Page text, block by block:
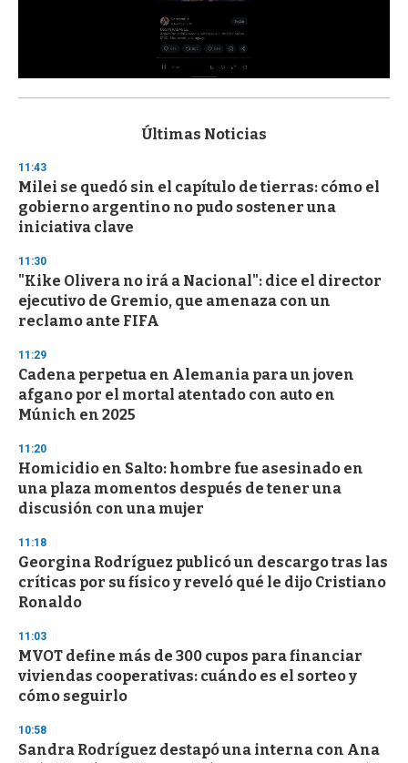
s
d
s
o
f
3
s
e
o
n
s
Últimas Noticias
11:43
Milei se quedó sin el capítulo de tierras: cómo el
gobierno argentino no pudo sostener una
iniciativa clave
11:30
"Kike Olivera no irá a Nacional": dice el director
ejecutivo de Gremio, que amenaza con un
reclamo ante FIFA
11:29
Cadena perpetua en Alemania para un joven
afgano por el mortal atentado con auto en
Múnich en 2025
11:20
Homicidio en Salto: hombre fue asesinado en
una plaza momentos después de tener una
discusión con una mujer
11:18
Georgina Rodríguez publicó un descargo tras las
críticas por su físico y reveló qué le dijo Cristiano
Ronaldo
11:03
MVOT define más de 300 cupos para financiar
viviendas cooperativas: cuándo es el sorteo y
cómo seguirlo
10:58
Sandra Rodríguez destapó una interna con Ana